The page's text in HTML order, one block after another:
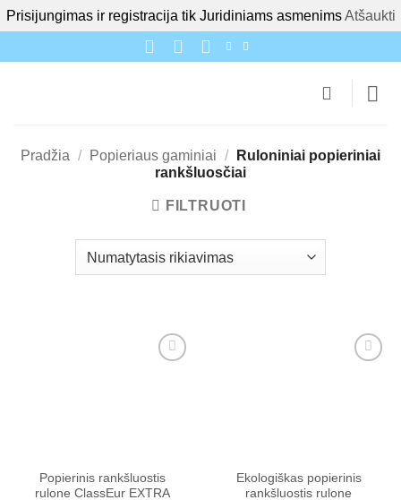
Prisijungimas ir registracija tik Juridiniams asmenimsAtšaukti
to
Pradžia / Popieriaus gaminiai /
Ruloniniai popieriniai
rankšluosčiai
FILTRUOTI
Popierinis rankšluostis
rulone ClassEur EXTRA
Ekologiškas popierinis
rankšluostis rulone